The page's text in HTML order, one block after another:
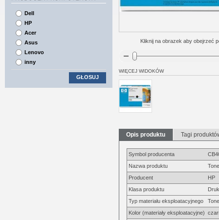
Kliknij na obrazek aby obejrzeć
WIĘCEJ WIDOKÓW
Opis produktu Tagi
Symbol producenta
Nazwa produktu
Producent
HP
Klasa produktu
Typ materiału eksploatacyjnego
Kolor (materiały eksploatacyjne)
Dell
HP
Acer
Asus
Lenovo
inny
GŁOSUJ